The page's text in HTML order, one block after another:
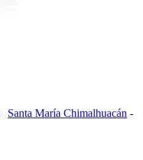
Santa María Chimalhuacán -